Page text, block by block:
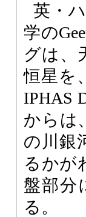
英・
学の
グは、
恒星を
IPHAS
からは
の川銀
るかが
盤部分
る。